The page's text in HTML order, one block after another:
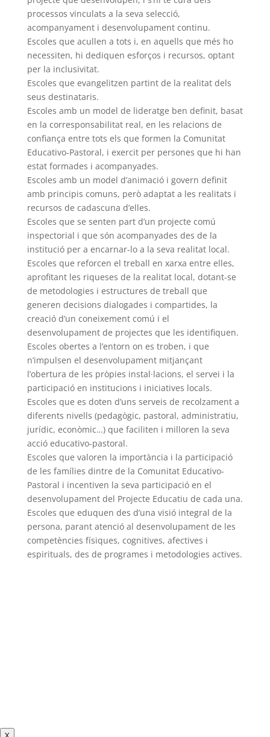
processos vinculats a la seva selecció,
acompanyament i desenvolupament continu.
Escoles que acullen a tots i, en aquells que més ho
necessiten, hi dediquen esforços i recursos, optant
per la inclusivitat.
Escoles que evangelitzen partint de la realitat dels
seus destinataris.
Escoles amb un model de lideratge ben definit, basat
en la corresponsabilitat real, en les relacions de
confiança entre tots els que formen la Comunitat
Educativo-Pastoral, i exercit per persones que hi han
estat formades i acompanyades.
Escoles amb un model d’animació i govern definit
amb principis comuns, però adaptat a les realitats i
recursos de cadascuna d’elles.
Escoles que se senten part d’un projecte comú
inspectorial i que són acompanyades des de la
institució per a encarnar-lo a la seva realitat local.
Escoles que reforcen el treball en xarxa entre elles,
aprofitant les riqueses de la realitat local, dotant-se
de metodologies i estructures de treball que
generen decisions dialogades i compartides, la
creació d’un coneixement comú i el
desenvolupament de projectes que les identifiquen.
Escoles obertes a l’entorn on es troben, i que
n’impulsen el desenvolupament mitjançant
l’obertura de les pròpies instal·lacions, el servei i la
participació en institucions i iniciatives locals.
Escoles que es doten d’uns serveis de recolzament a
diferents nivells (pedagògic, pastoral, administratiu,
jurídic, econòmic…) que faciliten i milloren la seva
acció educativo-pastoral.
Escoles que valoren la importància i la participació
de les famílies dintre de la Comunitat Educativo-
Pastoral i incentiven la seva participació en el
desenvolupament del Projecte Educatiu de cada una.
Escoles que eduquen des d’una visió integral de la
persona, parant atenció al desenvolupament de les
competències físiques, cognitives, afectives i
espirituals, des de programes i metodologies actives.